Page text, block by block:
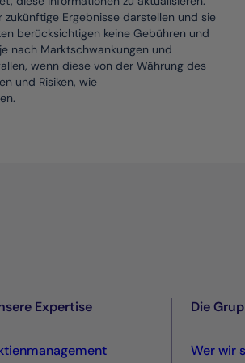
Ergebnisse darstellen und sie
berücksichtigen keine Gebühren und
nach Marktschwankungen und
wenn diese von der Währung des
und Risiken, wie
Expertise Die
Wer wir